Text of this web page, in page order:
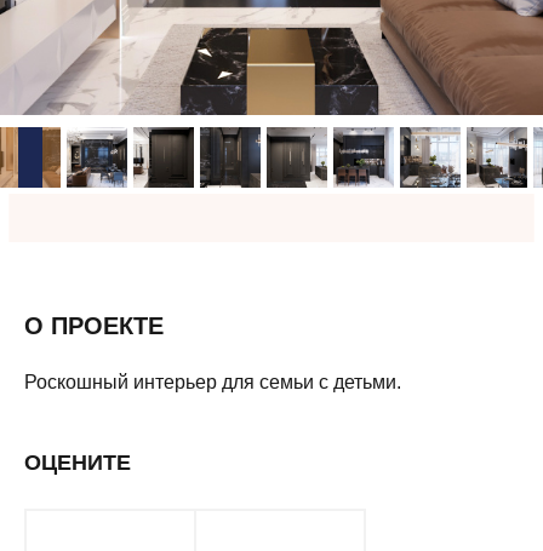
О ПРОЕКТЕ
Роскошный интерьер для семьи с детьми.
ОЦЕНИТЕ